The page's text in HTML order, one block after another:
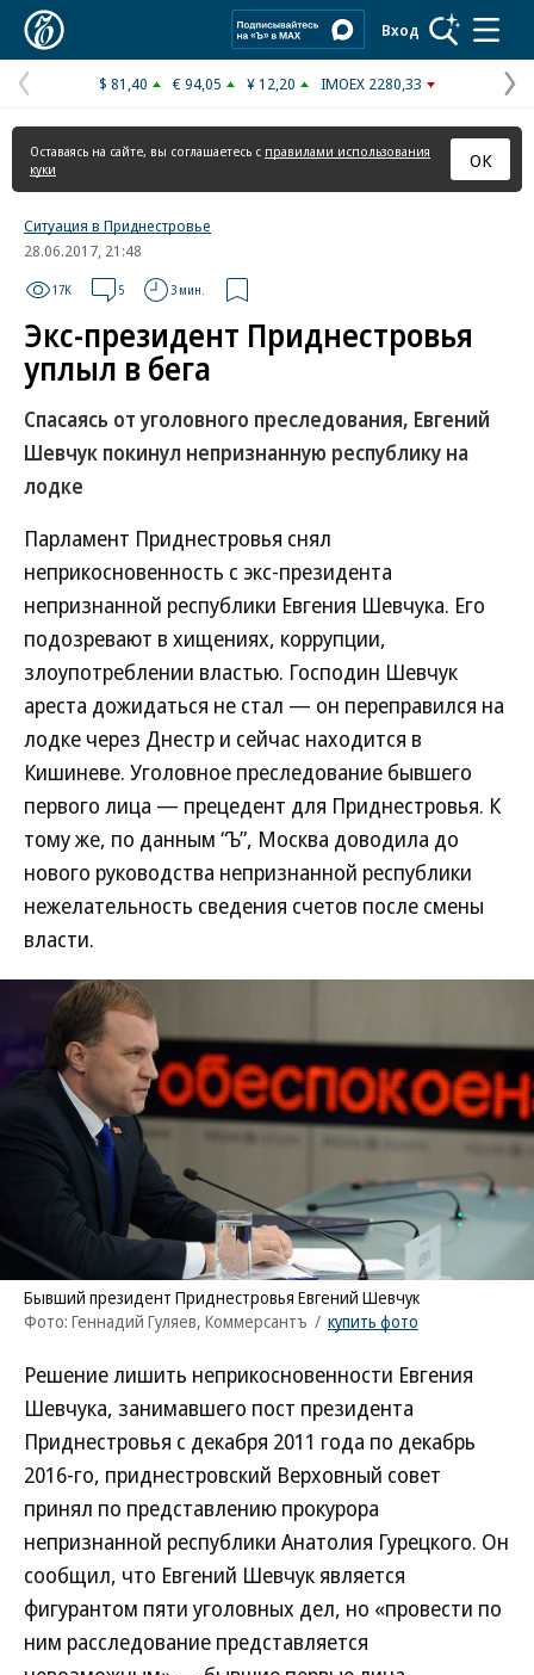
Вход
Предыдущая
страница
$ 81,40 € 94,05 ¥ 12,20 IMOEX 2280,33
Оставаясь на сайте, вы соглашаетесь с правилами использования
куки
ОК
Ситуация в Приднестровье
28.06.2017, 21:48
17K 5 3 мин.
Экс-президент Приднестровья
уплыл в бега
Спасаясь от уголовного преследования, Евгений
Шевчук покинул непризнанную республику на
лодке
Парламент Приднестровья снял
неприкосновенность с экс-президента
непризнанной республики Евгения Шевчука. Его
подозревают в хищениях, коррупции,
злоупотреблении властью. Господин Шевчук
ареста дожидаться не стал — он переправился на
лодке через Днестр и сейчас находится в
Кишиневе. Уголовное преследование бывшего
первого лица — прецедент для Приднестровья. К
тому же, по данным “Ъ”, Москва доводила до
нового руководства непризнанной республики
нежелательность сведения счетов после смены
власти.
Бывший президент Приднестровья Евгений Шевчук
Фото: Геннадий Гуляев, Коммерсантъ / купить фото
Решение лишить неприкосновенности Евгения
Шевчука, занимавшего пост президента
Приднестровья с декабря 2011 года по декабрь
2016-го, приднестровский Верховный совет
принял по представлению прокурора
непризнанной республики Анатолия Гурецкого. Он
сообщил, что Евгений Шевчук является
фигурантом пяти уголовных дел, но «провести по
ним расследование представляется